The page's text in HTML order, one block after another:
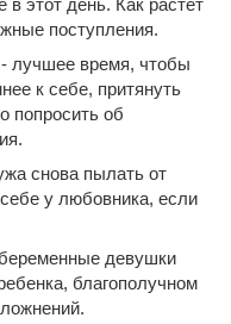
в этот день. Как растет
поступления.
лучшее время, чтобы
к себе, притянуть
попросить об
снова пылать от
у любовника, если
девушки
благополучном